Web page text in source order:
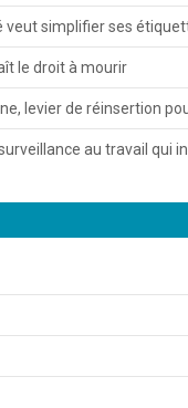
veut simplifier ses
le droit à mourir
levier de réinsertion
au travail qui